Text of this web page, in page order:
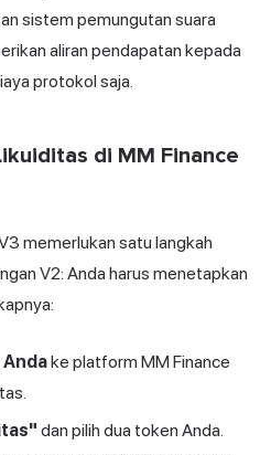
sistem pemungutan suara
aliran pendapatan kepada
protokol saja.
di MM Finance
memerlukan satu langkah
V2: Anda harus menetapkan
ke platform MM Finance
dan pilih dua token Anda.